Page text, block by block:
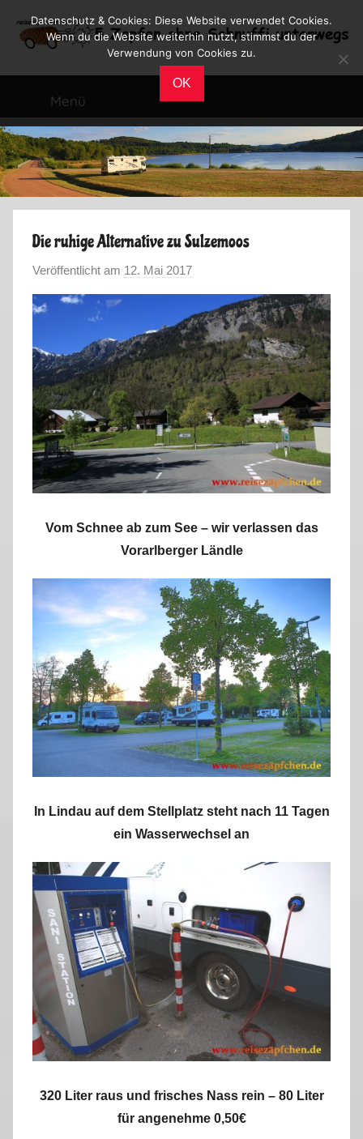
Inhalt
Reiseblog
im
Wohnmobil
Menü
Die ruhige Alternative zu Sulzemoos
Veröffentlicht am 12. Mai 2017
o
n
M
a
r
k
u
s
Vom Schnee ab zum See – wir verlassen das
Vorarlberger Ländle
In Lindau auf dem Stellplatz steht nach 11 Tagen
ein Wasserwechsel an
320 Liter raus und frisches Nass rein – 80 Liter
für angenehme 0,50€
Datenschutz & Cookies: Diese Website verwendet Cookies.
Wenn du die Website weiterhin nutzt, stimmst du der
Verwendung von Cookies zu.
OK